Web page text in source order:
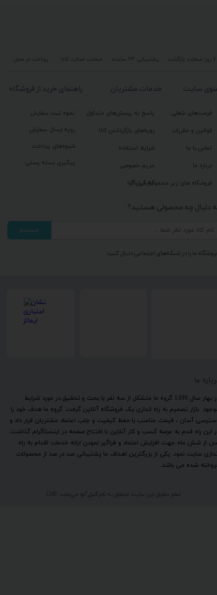
ما
​در بهار سال 1399 گروه ما متشکل از سه نفر با بحث و تحقیق در مورد شرایط
بازار تصمیم به راه اندازی یک فروشگاه آنلاین گرفت. گروه ما هدف خود را
آسان ، قیمت مناسب با حفظ کیفیت و جلب اعتماد مشتریان قرار داد و
این راه قدم به عرصه کسب و کار آنلاین با افتتاح صفحه در اینستاگرام گذاشت.
از شش ماه جهت افزایش اعتماد و فراگیر نمودن ارائه خدمات اقدام به راه
سایت نمود. یکی از بزرگترین اهداف ما پشتیبانی صد در صد از محصولات
شده می باشد.
تمام حقوق این سایت متعلق به نام گیل آوا می‌باشد. 1399
پشتیبانی ۲۴ ساعته پرداخت در محل ۷ روز ضمانت بازگشت ضمانت اصالت کالا
راهنمای خرید از فروشگاه
نحوه ثبت سفارش
رویه ارسال سفارش
شیوه‌های پرداخت
پیگیری بسته پستی
خدمات مشتریان
پاسخ به پرسش‌های متداول
رویه‌های بازگرداندن کالا
شرایط استفاده
حریم خصوصی
گزارش باگ
سایت
فرصت‌های شغلی
قوانین و مقررات
تماس با ما
درباره ما
فروشگاه های زیر مجموعه گیل آوا
دنبال چه محصولی هستید؟
جستجو
ما را در شبکه‌های اجتماعی دنبال کنید: